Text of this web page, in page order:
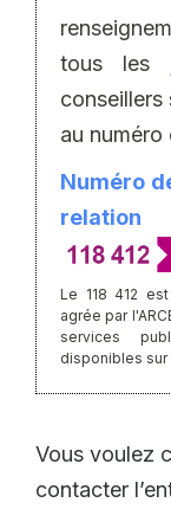
tous les
au
Numéro
Le 118 412
agrée par
services
disponibles
Vous voulez
contacter